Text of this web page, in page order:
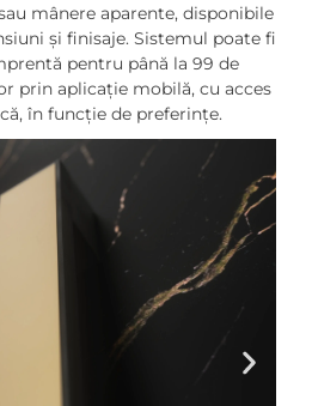
mânere aparente, disponibile
și finisaje. Sistemul poate fi
pentru până la 99 de
prin aplicație mobilă, cu acces
în funcție de preferințe.